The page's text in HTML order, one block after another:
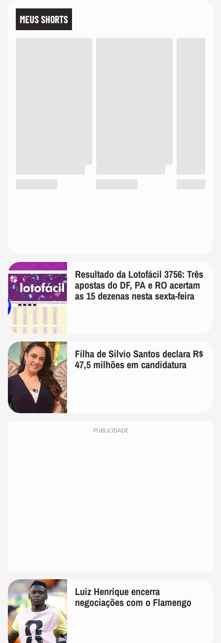
MEUS SHORTS
Resultado da Lotofácil 3756: Três
apostas do DF, PA e RO acertam
as 15 dezenas nesta sexta-feira
Filha de Silvio Santos declara R$
47,5 milhões em candidatura
PUBLICIDADE
Luiz Henrique encerra
negociações com o Flamengo